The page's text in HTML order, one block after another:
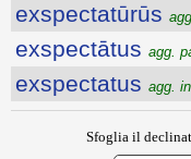
exspectatūrūs
exspectātus agg.
exspectatus agg.
Sfoglia il